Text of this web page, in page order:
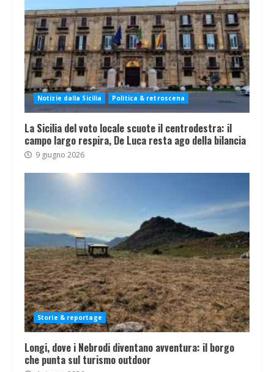
Notizie dalla Sicilia Politica & retroscena
La Sicilia del voto locale scuote il centrodestra: il
campo largo respira, De Luca resta ago della bilancia
9 giugno 2026
Storie & reportage
Longi, dove i Nebrodi diventano avventura: il borgo
che punta sul turismo outdoor